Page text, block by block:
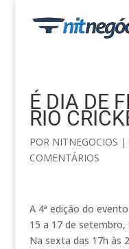
É DIA DE
RIO
POR NITNEGOCIOS |
COMENTÁRIOS
A 4ª edição do
15 a 17 de setembro,
Na sexta das 17h às